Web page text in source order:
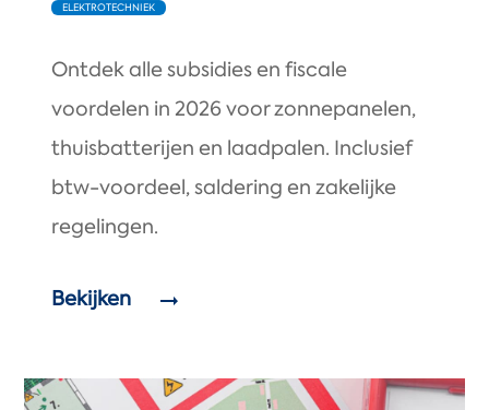
ELEKTROTECHNIEK
Ontdek alle subsidies en fiscale
voordelen in 2026 voor zonnepanelen,
thuisbatterijen en laadpalen. Inclusief
btw-voordeel, saldering en zakelijke
regelingen.
Bekijken